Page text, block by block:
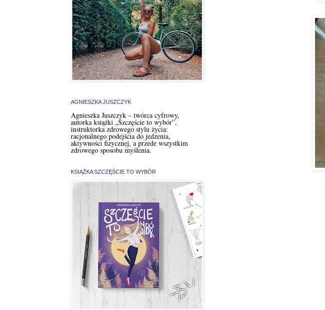
AGNIESZKA JUSZCZYK
Agnieszka Juszczyk – twórca cyfrowy,
autorka książki „Szczęście to wybór”,
instruktorka zdrowego stylu życia:
racjonalnego podejścia do jedzenia,
aktywności fizycznej, a przede wszystkim
zdrowego sposobu myślenia.
KSIĄŻKA SZCZĘŚCIE TO WYBÓR